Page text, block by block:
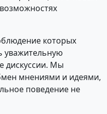
которых
уважительную
дискуссии. Мы
мнениями и идеями,
поведение не